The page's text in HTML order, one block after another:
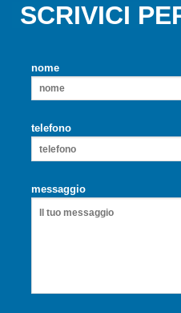
SCRIVICI
nome
telefono
messaggio